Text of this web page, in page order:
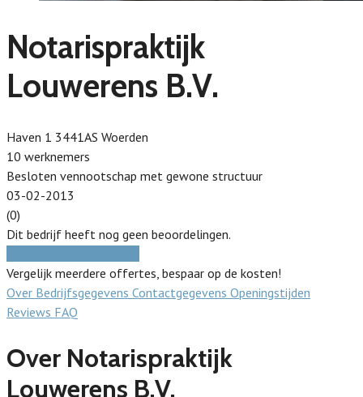
Notarispraktijk
Louwerens B.V.
Haven 1 3441AS Woerden
10 werknemers
Besloten vennootschap met gewone structuur
03-02-2013
(0)
Dit bedrijf heeft nog geen beoordelingen.
Vergelijk meerdere offertes, bespaar op de kosten!
Over Bedrijfsgegevens Contactgegevens Openingstijden
Reviews FAQ
Over Notarispraktijk
Louwerens B.V.